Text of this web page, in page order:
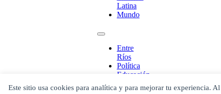
Este sitio usa cookies para analítica y para mejorar tu experiencia. Al
Latina
Mundo
Entre
Ríos
Política
Educación
Legislaltura
Economía